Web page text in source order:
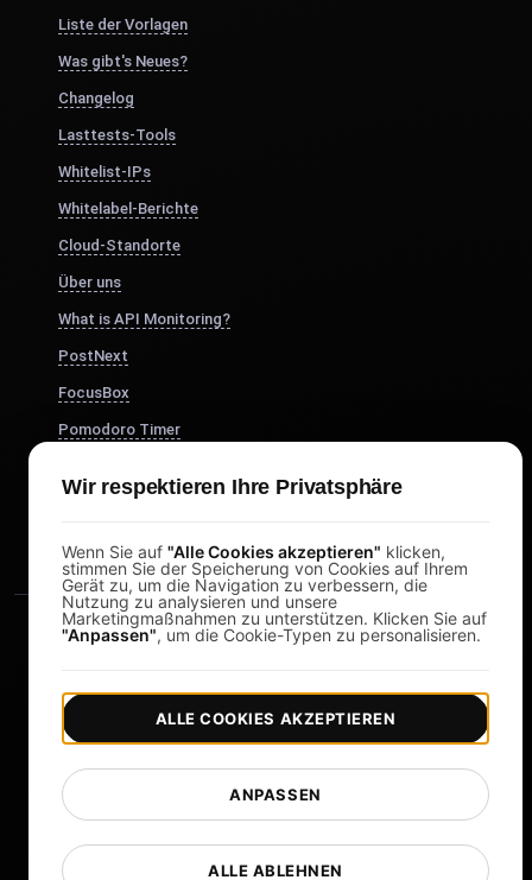
Liste der Vorlagen
Was gibt's Neues?
Changelog
Lasttests-Tools
Whitelist-IPs
Whitelabel-Berichte
Cloud-Standorte
Über uns
What is API Monitoring?
PostNext
FocusBox
Pomodoro Timer
DesignerBox
Copyright © 2026 LoadFocus | Geschäftsbedingungen |
Datenschutzrichtlinie | Datenschutz |
Cookie-Einstellungen
Wir respektieren Ihre Privatsphäre
Wenn Sie auf "Alle Cookies akzeptieren" klicken,
stimmen Sie der Speicherung von Cookies auf Ihrem
Gerät zu, um die Navigation zu verbessern, die
Nutzung zu analysieren und unsere
Marketingmaßnahmen zu unterstützen. Klicken Sie auf
"Anpassen", um die Cookie-Typen zu personalisieren.
ALLE ABLEHNEN
ANPASSEN
ALLE COOKIES AKZEPTIEREN